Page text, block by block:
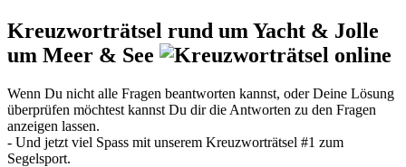
Kreuzworträtsel rund um Yacht & Jolle
um Meer & See
Wenn Du nicht alle Fragen beantworten kannst, oder Deine Lösung
überprüfen möchtest kannst Du dir die Antworten zu den Fragen
anzeigen lassen.
- Und jetzt viel Spass mit unserem Kreuzworträtsel #1 zum
Segelsport.